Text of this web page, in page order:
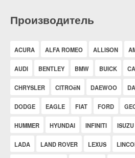
Производитель
ACURA ALFA ROMEO ALLISON
AUDI BENTLEY BMW BUICK
CHRYSLER CITROëN DAEWOO
DODGE EAGLE FIAT FORD
HUMMER HYUNDAI INFINITI ISUZU
LADA LAND ROVER LEXUS